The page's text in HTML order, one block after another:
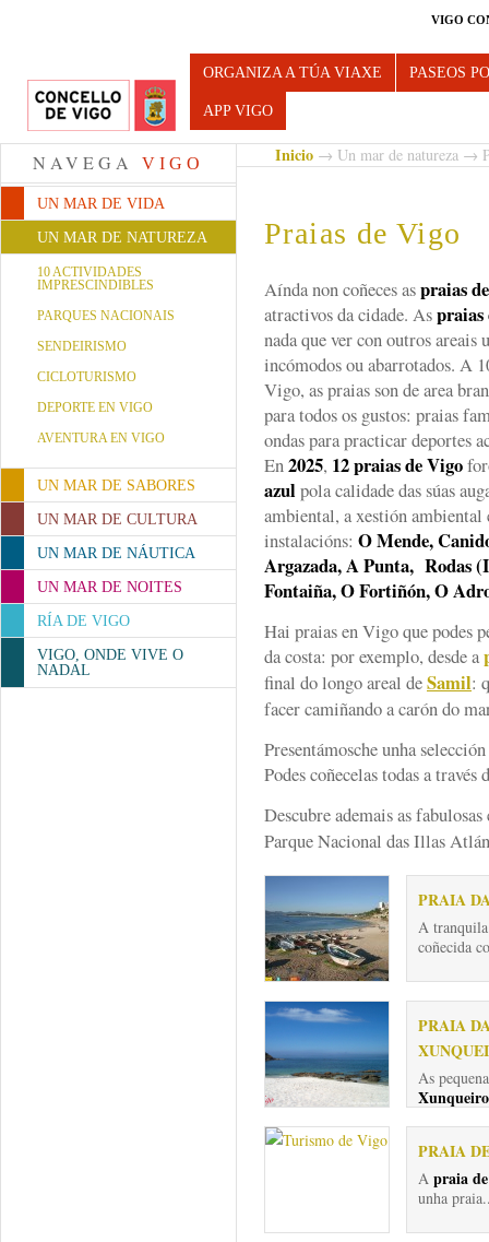
VIGO
Turismo de Vigo
ORGANIZA A TÚA VIAXE PASEOS
APP VIGO
NAVEGA VIGO
UN MAR DE VIDA
UN MAR DE NATUREZA
10 ACTIVIDADES
IMPRESCINDIBLES
PARQUES NACIONAIS
SENDEIRISMO
CICLOTURISMO
DEPORTE EN VIGO
AVENTURA EN VIGO
UN MAR DE SABORES
UN MAR DE CULTURA
UN MAR DE NÁUTICA
UN MAR DE NOITES
RÍA DE VIGO
VIGO, ONDE VIVE O
NADAL
Inicio → Un mar de natureza →
Praias de Vigo
Aínda non coñeces aspraias
atractivos da cidade. As
nada que ver con outros areais
incómodos ou abarrotados. A
Vigo, as praias son de area
para todos os gustos: praias
ondas para practicar deportes
En2025, 12 praias de Vigo
azulpola calidade das súas
ambiental, a xestión ambiental
instalacións: O Mende,
Argazada, A Punta, Rodas
Fontaiña, O Fortiñón, O
Hai praias en Vigo que podes
da costa: por exemplo, desde a
final do longo areal deSamil:
facer camiñando a carón do
Presentámosche unha
Podes coñecelas todas a través
Descubre ademais as
Parque Nacional das Illas
PRAIA
A
coñecida
PRAIA
As
Xunqueiro
PRAIA
A praia
unha